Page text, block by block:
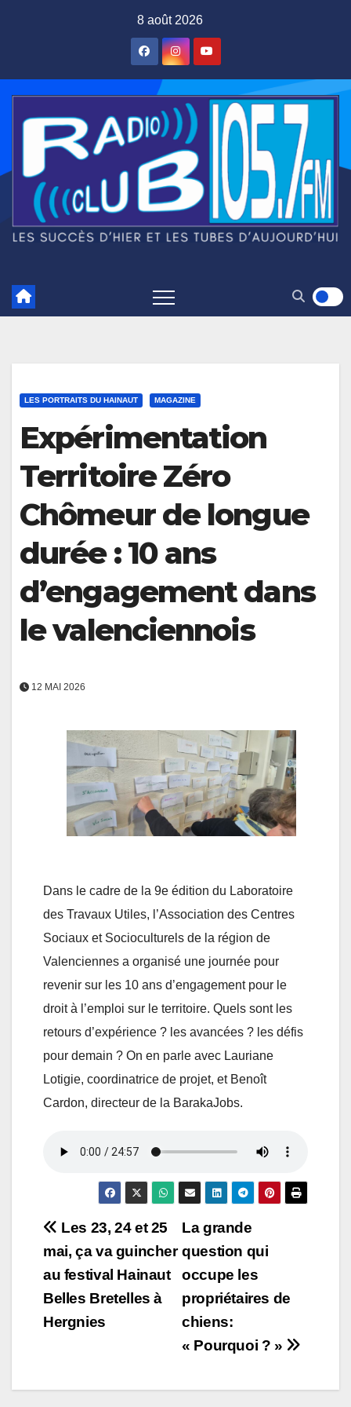
8 août 2026
LES PORTRAITS DU HAINAUT MAGAZINE
Expérimentation
Territoire Zéro
Chômeur de longue
durée : 10 ans
d’engagement dans
le valenciennois
12 MAI 2026
Dans le cadre de la 9e édition du Laboratoire
des Travaux Utiles, l’Association des Centres
Sociaux et Socioculturels de la région de
Valenciennes a organisé une journée pour
revenir sur les 10 ans d’engagement pour le
droit à l’emploi sur le territoire. Quels sont les
retours d’expérience ? les avancées ? les défis
pour demain ? On en parle avec Lauriane
Lotigie, coordinatrice de projet, et Benoît
Cardon, directeur de la BarakaJobs.
Navigation
de
l’article
La grande
question qui
occupe les
propriétaires de
chiens:
« Pourquoi ? »
Les 23, 24 et 25
mai, ça va guincher
au festival Hainaut
Belles Bretelles à
Hergnies